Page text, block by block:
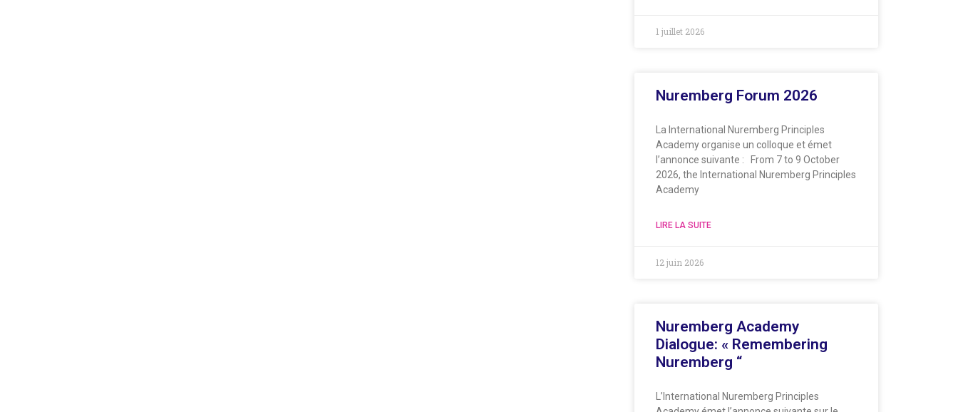
1 juillet 2026
Nuremberg Forum 2026
La International Nuremberg Principles
Academy organise un colloque et émet
l’annonce suivante : From 7 to 9 October
2026, the International Nuremberg Principles
Academy
LIRE LA SUITE
12 juin 2026
Nuremberg Academy
Dialogue: « Remembering
Nuremberg “
L’International Nuremberg Principles